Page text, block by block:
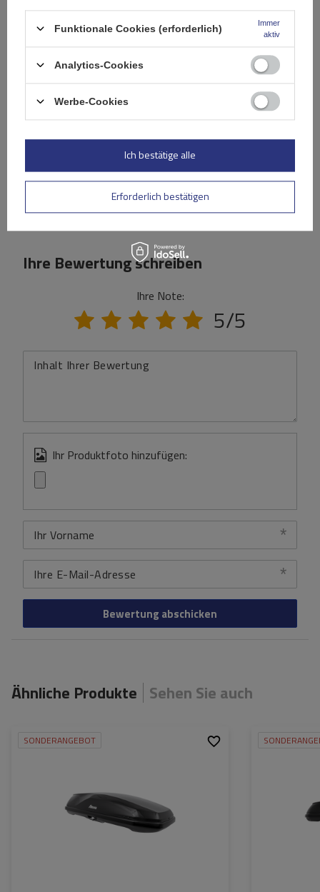
Lieferung
Stelle eine Frage
Bewertungen(0)
Ihre Bewertung schreiben
Ihre Note:
5/5
Inhalt Ihrer Bewertung
Ihr Produktfoto hinzufügen:
Ihr Vorname
Ihre E-Mail-Adresse
Bewertung abschicken
Ähnliche Produkte Sehen Sie auch
SONDERANGEBOT
Beidseitig
Schwarz metallic
Funktionale Cookies (erforderlich)
Immer
aktiv
Analytics-Cookies
Werbe-Cookies
Erforderlich bestätigen
Ich bestätige alle